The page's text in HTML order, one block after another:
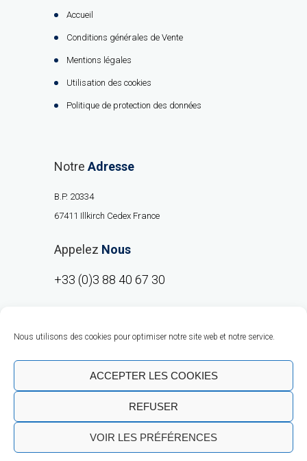
Nous utilisons des cookies pour optimiser notre site web et notre service.
ACCEPTER LES COOKIES
REFUSER
VOIR LES PRÉFÉRENCES
Accueil
Conditions générales de Vente
Mentions légales
Utilisation des cookies
Politique de protection des données
Notre Adresse
B.P. 20334
67411 Illkirch Cedex France
Appelez Nous
+33 (0)3 88 40 67 30
Copyright © RMO Europe 2020 |Talent